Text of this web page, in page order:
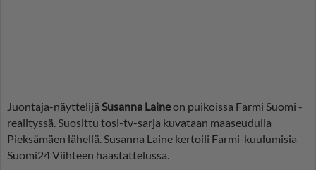
Juontaja-näyttelijä Susanna Laineon puikoissa Farmi Suomi -
realityssä. Suosittu tosi-tv-sarja kuvataan maaseudulla
Pieksämäen lähellä. Susanna Laine kertoili Farmi-kuulumisia
Suomi24 Viihteen haastattelussa.